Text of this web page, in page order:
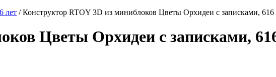
лет /Конструктор RTOY 3D из миниблоков Цветы Орхидеи с записками,
Цветы Орхидеи с записками,